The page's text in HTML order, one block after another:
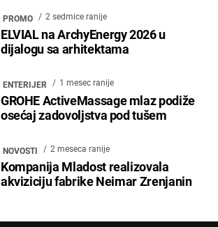
PROMO 2 sedmice ranije
ELVIAL na ArchyEnergy 2026 u
dijalogu sa arhitektama
ENTERIJER 1 mesec ranije
GROHE ActiveMassage mlaz podiže
osećaj zadovoljstva pod tušem
NOVOSTI 2 meseca ranije
Kompanija Mladost realizovala
akviziciju fabrike Neimar Zrenjanin